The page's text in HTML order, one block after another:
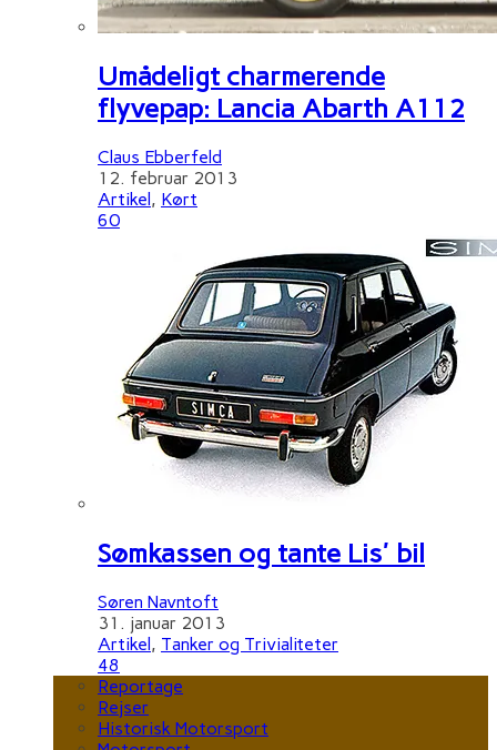
Umådeligt charmerende
flyvepap: Lancia Abarth A112
Claus Ebberfeld
12. februar 2013
Artikel, Kørt
60
Sømkassen og tante Lis' bil
Søren Navntoft
31. januar 2013
Artikel, Tanker og Trivialiteter
48
Reportage
Rejser
Historisk Motorsport